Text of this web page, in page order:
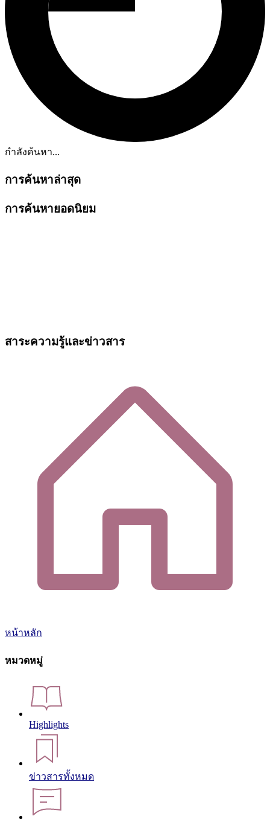
กำลังค้นหา...
การค้นหาล่าสุด
การค้นหายอดนิยม
สาระความรู้และข่าวสาร
หน้าหลัก
หมวดหมู่
Highlights
ข่าวสารทั้งหมด